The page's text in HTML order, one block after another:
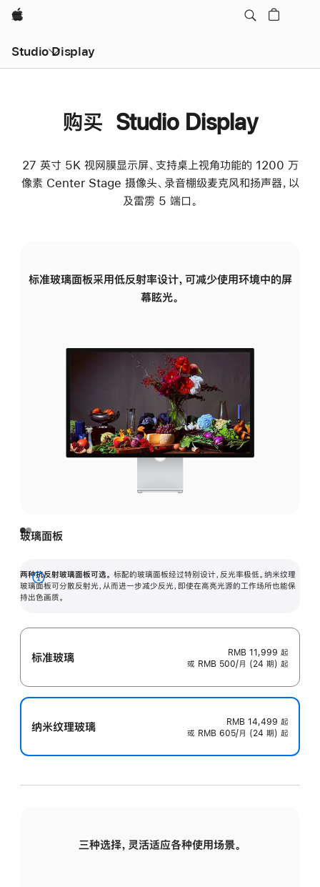
Apple
Studio Display
购买 Studio Display
27 英寸 5K 视网膜显示屏、支持桌上视角功能的 1200 万
像素 Center Stage 摄像头、录音棚级麦克风和扬声器，以
及雷雳 5 端口。
标准玻璃面板采用低反射率设计，可减少使用环境中的屏
幕眩光。
玻璃面板
两种抗反射玻璃面板可选。 标配的玻璃面板经过特别设计，反光率极低。纳米纹理
玻璃面板可分散反射光，从而进一步减少反光，即使在高亮光源的工作场所也能保
持出色画质。
展
开
标准玻璃 RMB 11,999 起
或 RMB 500/月 (24 期) 起
纳米纹理玻璃 RMB 14,499 起
或 RMB 605/月 (24 期) 起
三种选择，灵活适应各种使用场景。